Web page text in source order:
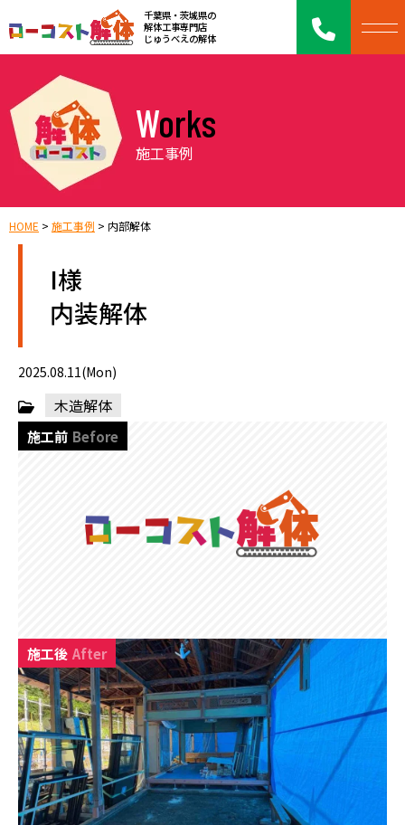
千葉県・茨城県の
解体工事専門店
じゅうべえの解体
Works
施工事例
HOME > 施工事例 > 内部解体
I様
内装解体
2025.08.11(Mon)
木造解体
施工後 After
施工前 Before